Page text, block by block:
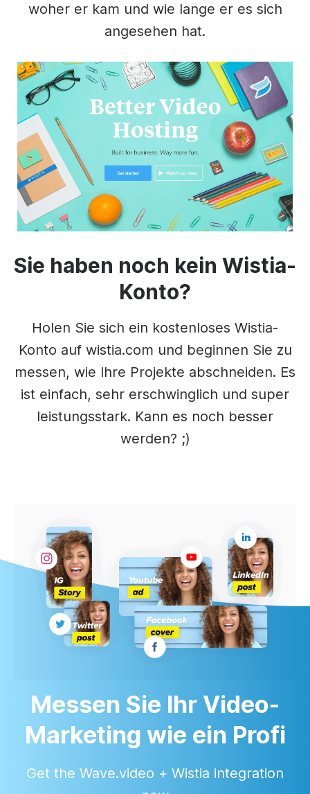
woher er kam und wie lange er es sich
angesehen hat.
Sie haben noch kein Wistia-
Konto?
Holen Sie sich ein kostenloses Wistia-
Konto auf wistia.com und beginnen Sie zu
messen, wie Ihre Projekte abschneiden. Es
ist einfach, sehr erschwinglich und super
leistungsstark. Kann es noch besser
werden? ;)
Messen Sie Ihr Video-
Marketing wie ein Profi
Get the Wave.video + Wistia integration